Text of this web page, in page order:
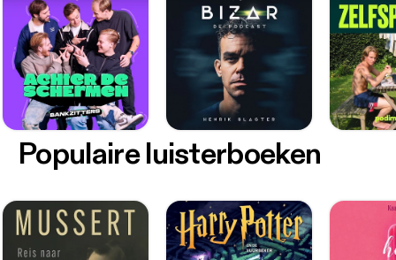
Populaire luisterboeken